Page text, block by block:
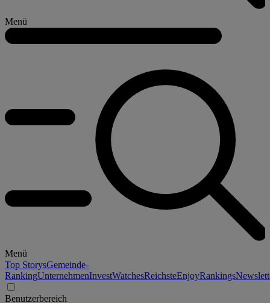
Menü
Menü
Top StorysGemeinde-
RankingUnternehmenInvestWatchesReichsteEnjoyRankings
Benutzerbereich